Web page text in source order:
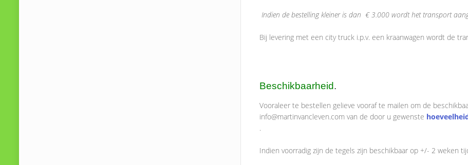
Indien de bestelling kleiner is dan € 3.000 wordt het transport
Bij levering met een city truck i.p.v. een kraanwagen wordt de
Beschikbaarheid.
Vooraleer te bestellen gelieve vooraf te mailen om de
info@martinvancleven.com van de door u gewenste
.
Indien voorradig zijn de tegels zijn beschikbaar op +/- 2 weken